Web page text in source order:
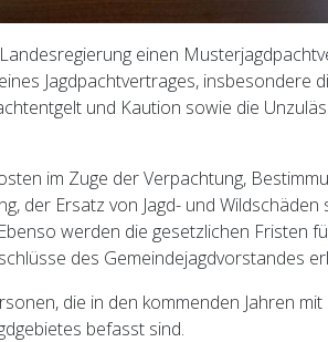
einen
Jagdpachtvertrages, insbesondere
und Kaution sowie die
im Zuge der Verpachtung,
der Ersatz von Jagd- und Wildschäden
werden die gesetzlichen Fristen
des Gemeindejagdvorstandes
die in den kommenden Jahren mit
befasst sind.